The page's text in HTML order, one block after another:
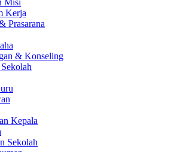
Misi
Kerja
Prasarana
& Konseling
Kepala
Sekolah